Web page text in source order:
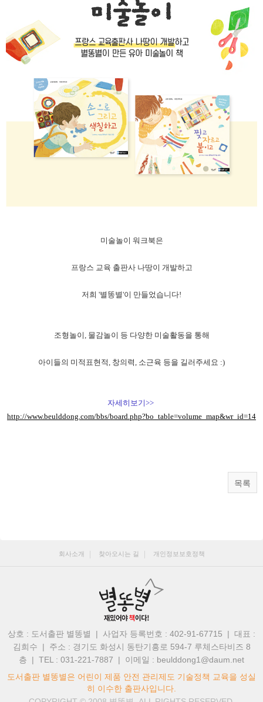
미술놀이 워크북은
프랑스 교육 출판사 나땅이 개발하고
저희 '별똥별'이 만들었습니다!
조형놀이, 물감놀이 등 다양한 미술활동을 통해
아이들의 미적표현적, 창의력, 소근육 등을 길러주세요 :)
자세히보기>>
http://www.beulddong.com/bbs/board.php?bo_table=volume_map&wr_id=14
목록
회사소개 찾아오시는 길 개인정보보호정책
상호 : 도서출판 별똥별 | 사업자 등록번호 : 402-91-67715 | 대표 :
김희수 | 주소 : 경기도 화성시 동탄기흥로 594-7 루체스타비즈 8
층 | TEL : 031-221-7887 | 이메일 : beulddong1@daum.net
도서출판 별똥별은 어린이 제품 안전 관리제도 기술정책 교육을 성실
히 이수한 출판사입니다.